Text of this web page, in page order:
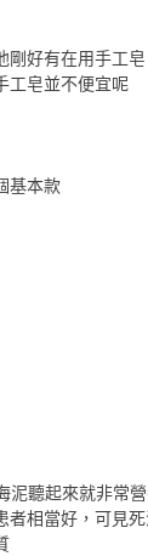
好有在用手工皂
工皂並不便宜呢
基本款
泥聽起來就非常
者相當好，可見